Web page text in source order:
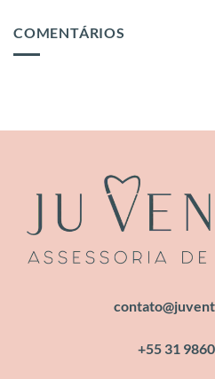
COMENTÁRIOS
+55 31